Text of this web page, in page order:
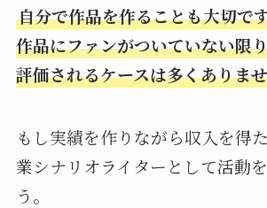
自分で作品を作ることも大切で
作品にファンがついていない限
評価されるケースは多くありま
もし実績を作りながら収入を得
業シナリオライターとして活動
う。